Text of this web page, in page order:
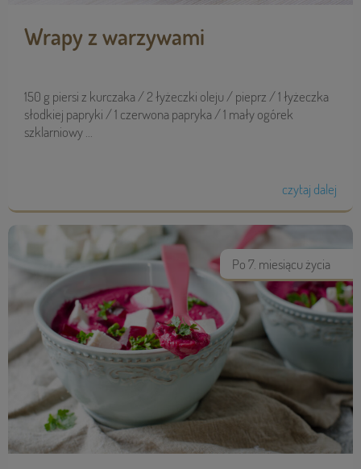
Wrapy z warzywami
150 g piersi z kurczaka / 2 łyżeczki oleju / pieprz / 1 łyżeczka
słodkiej papryki / 1 czerwona papryka / 1 mały ogórek
szklarniowy ...
czytaj dalej
Po 7. miesiącu życia